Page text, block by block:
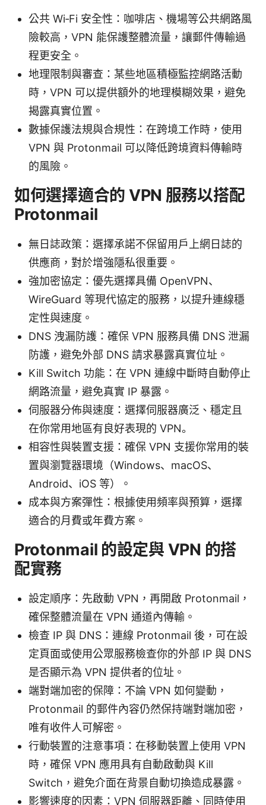
公共 Wi‑Fi 安全性：咖啡店、機場等公共網路風
險較高，VPN 能保護整體流量，讓郵件傳輸過
程更安全。
地理限制與審查：某些地區積極監控網路活動
時，VPN 可以提供額外的地理模糊效果，避免
揭露真實位置。
數據保護法規與合規性：在跨境工作時，使用
VPN 與 Protonmail 可以降低跨境資料傳輸時
的風險。
如何選擇適合的 VPN 服務以搭配
Protonmail
無日誌政策：選擇承諾不保留用戶上網日誌的
供應商，對於增強隱私很重要。
強加密協定：優先選擇具備 OpenVPN、
WireGuard 等現代協定的服務，以提升連線穩
定性與速度。
DNS 洩漏防護：確保 VPN 服務具備 DNS 泄漏
防護，避免外部 DNS 請求暴露真實位址。
Kill Switch 功能：在 VPN 連線中斷時自動停止
網路流量，避免真實 IP 暴露。
伺服器分佈與速度：選擇伺服器廣泛、穩定且
在你常用地區有良好表現的 VPN。
相容性與裝置支援：確保 VPN 支援你常用的裝
置與瀏覽器環境（Windows、macOS、
Android、iOS 等）。
成本與方案彈性：根據使用頻率與預算，選擇
適合的月費或年費方案。
Protonmail 的設定與 VPN 的搭
配實務
設定順序：先啟動 VPN，再開啟 Protonmail，
確保整體流量在 VPN 通道內傳輸。
檢查 IP 與 DNS：連線 Protonmail 後，可在設
定頁面或使用公眾服務檢查你的外部 IP 與 DNS
是否顯示為 VPN 提供者的位址。
端對端加密的保障：不論 VPN 如何變動，
Protonmail 的郵件內容仍然保持端對端加密，
唯有收件人可解密。
行動裝置的注意事項：在移動裝置上使用 VPN
時，確保 VPN 應用具有自動啟動與 Kill
Switch，避免介面在背景自動切換造成暴露。
影響速度的因素：VPN 伺服器距離、同時使用